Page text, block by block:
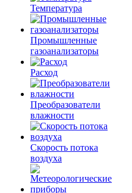
Температура
Промышленные
газоанализаторы
Расход
Преобразователи
влажности
Скорость потока
воздуха